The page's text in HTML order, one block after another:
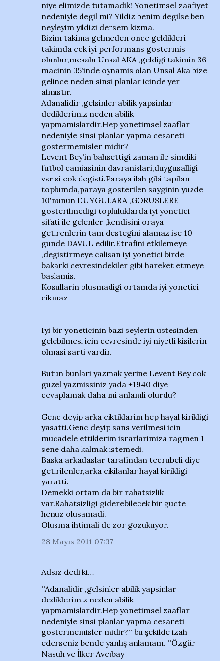
niye elimizde tutamadik! Yonetimsel zaafiyet
nedeniyle degil mi? Yildiz benim degilse ben
neyleyim yildizi dersem kizma.
Bizim takima gelmeden once geldikleri
takimda cok iyi performans gostermis
olanlar,mesala Unsal AKA ,geldigi takimin 36
macinin 35'inde oynamis olan Unsal Aka bize
gelince neden sinsi planlar icinde yer
almistir.
Adanalidir ,gelsinler abilik yapsinlar
dediklerimiz neden abilik
yapmamislardir.Hep yonetimsel zaaflar
nedeniyle sinsi planlar yapma cesareti
gostermemisler midir?
Levent Bey'in bahsettigi zaman ile simdiki
futbol camiasinin davranislari,duygusalligi
vsr si cok degisti.Paraya ilah gibi tapilan
toplumda,paraya gosterilen sayginin yuzde
10'nunun DUYGULARA ,GORUSLERE
gosterilmedigi topluluklarda iyi yonetici
sifati ile gelenler ,kendisini oraya
getirenlerin tam destegini alamaz ise 10
gunde DAVUL edilir.Etrafini etkilemeye
,degistirmeye calisan iyi yonetici birde
bakarki cevresindekiler gibi hareket etmeye
baslamis.
Kosullarin olusmadigi ortamda iyi yonetici
cikmaz.
Iyi bir yoneticinin bazi seylerin ustesinden
gelebilmesi icin cevresinde iyi niyetli kisilerin
olmasi sarti vardir.
Butun bunlari yazmak yerine Levent Bey cok
guzel yazmissiniz yada +1940 diye
cevaplamak daha mi anlamli olurdu?
Genc deyip arka ciktiklarim hep hayal kirikligi
yasatti.Genc deyip sans verilmesi icin
mucadele ettiklerim israrlarimiza ragmen 1
sene daha kalmak istemedi.
Baska arkadaslar tarafindan tecrubeli diye
getirilenler,arka cikilanlar hayal kirikligi
yaratti.
Demekki ortam da bir rahatsizlik
var.Rahatsizligi giderebilecek bir gucte
henuz olusamadi.
Olusma ihtimali de zor gozukuyor.
28 Mayıs 2011 07:37
Adsız dedi ki…
''Adanalidir ,gelsinler abilik yapsinlar
dediklerimiz neden abilik
yapmamislardir.Hep yonetimsel zaaflar
nedeniyle sinsi planlar yapma cesareti
gostermemisler midir?'' bu şekilde izah
ederseniz bende yanlış anlamam. ''Özgür
Nasuh ve İlker Avcıbay